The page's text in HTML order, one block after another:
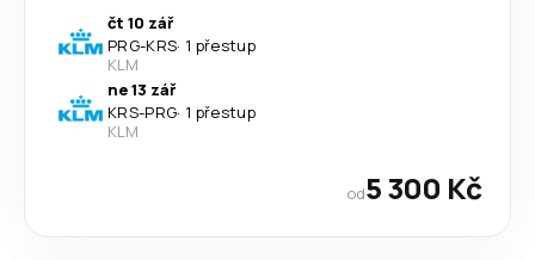
čt 10 zář
PRG-KRS· 1 přestup
KLM
ne 13 zář
KRS-PRG· 1 přestup
KLM
od5 300 Kč